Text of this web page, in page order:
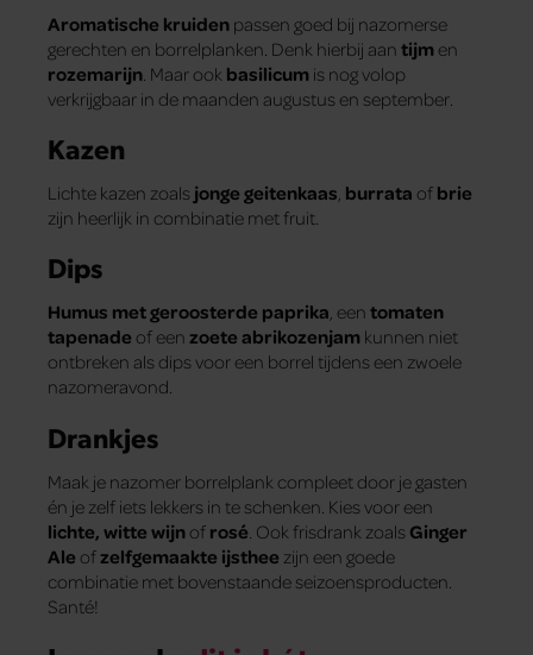
Aromatische kruiden passen goed bij nazomerse
gerechten en borrelplanken. Denk hierbij aan tijm en
rozemarijn. Maar ook basilicum is nog volop
verkrijgbaar in de maanden augustus en september.
Kazen
Lichte kazen zoals jonge geitenkaas, burrata of brie
zijn heerlijk in combinatie met fruit.
Dips
Humus met geroosterde paprika, een tomaten
tapenade of een zoete abrikozenjam kunnen niet
ontbreken als dips voor een borrel tijdens een zwoele
nazomeravond.
Drankjes
Maak je nazomer borrelplank compleet door je gasten
én je zelf iets lekkers in te schenken. Kies voor een
lichte, witte wijn of rosé . Ook frisdrank zoals Ginger
Ale of zelfgemaakte ijsthee zijn een goede
combinatie met bovenstaande seizoensproducten.
Santé!